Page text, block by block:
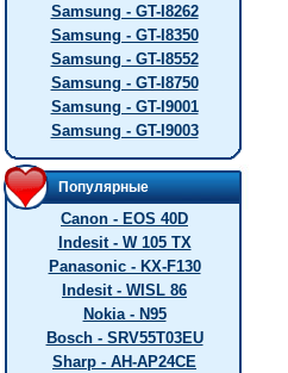
Samsung - GT-I8262
Samsung - GT-I8350
Samsung - GT-I8552
Samsung - GT-I8750
Samsung - GT-I9001
Samsung - GT-I9003
Популярные
Canon - EOS 40D
Indesit - W 105 TX
Panasonic - KX-F130
Indesit - WISL 86
Nokia - N95
Bosch - SRV55T03EU
Sharp - AH-AP24CE